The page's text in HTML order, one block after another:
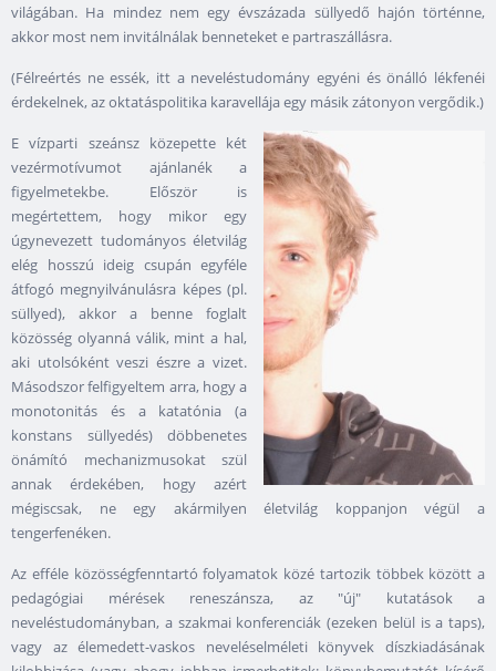
világában. Ha mindez nem egy évszázada süllyedő hajón történne,
akkor most nem invitálnálak benneteket e partraszállásra.
(Félreértés ne essék, itt a neveléstudomány egyéni és önálló lékfenéi
érdekelnek, az oktatáspolitika karavellája egy másik zátonyon vergődik.)
E vízparti szeánsz közepette két
vezérmotívumot ajánlanék a
figyelmetekbe. Először is
megértettem, hogy mikor egy
úgynevezett tudományos életvilág
elég hosszú ideig csupán egyféle
átfogó megnyilvánulásra képes (pl.
süllyed), akkor a benne foglalt
közösség olyanná válik, mint a hal,
aki utolsóként veszi észre a vizet.
Másodszor felfigyeltem arra, hogy a
monotonitás és a katatónia (a
konstans süllyedés) döbbenetes
önámító mechanizmusokat szül
annak érdekében, hogy azért
mégiscsak, ne egy akármilyen életvilág koppanjon végül a
tengerfenéken.
Az efféle közösségfenntartó folyamatok közé tartozik többek között a
pedagógiai mérések reneszánsza, az "új" kutatások a
neveléstudományban, a szakmai konferenciák (ezeken belül is a taps),
vagy az élemedett-vaskos neveléselméleti könyvek díszkiadásának